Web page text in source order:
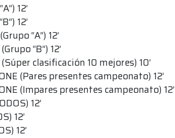
12’
12’
“A”) 12’
“B”) 12’
clasificación 10 mejores) 10’
(Pares presentes campeonato) 12’
(Impares presentes campeonato) 12’
12’
12’
12’